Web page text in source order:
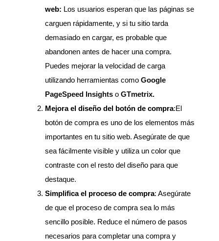
web: Los usuarios esperan que las páginas se
carguen rápidamente, y si tu sitio tarda
demasiado en cargar, es probable que
abandonen antes de hacer una compra.
Puedes mejorar la velocidad de carga
utilizando herramientas como Google
PageSpeed Insightso GTmetrix.
Mejora el diseño del botón de compra:El
botón de compra es uno de los elementos más
importantes en tu sitio web. Asegúrate de que
sea fácilmente visible y utiliza un color que
contraste con el resto del diseño para que
destaque.
Simplifica el proceso de compra: Asegúrate
de que el proceso de compra sea lo más
sencillo posible. Reduce el número de pasos
necesarios para completar una compra y